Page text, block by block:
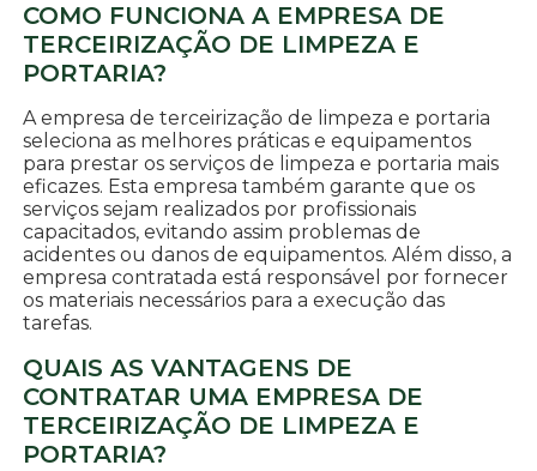
COMO FUNCIONA A EMPRESA DE
TERCEIRIZAÇÃO DE LIMPEZA E
PORTARIA?
A empresa de terceirização de limpeza e portaria
seleciona as melhores práticas e equipamentos
para prestar os serviços de limpeza e portaria mais
eficazes. Esta empresa também garante que os
serviços sejam realizados por profissionais
capacitados, evitando assim problemas de
acidentes ou danos de equipamentos. Além disso, a
empresa contratada está responsável por fornecer
os materiais necessários para a execução das
tarefas.
QUAIS AS VANTAGENS DE
CONTRATAR UMA EMPRESA DE
TERCEIRIZAÇÃO DE LIMPEZA E
PORTARIA?